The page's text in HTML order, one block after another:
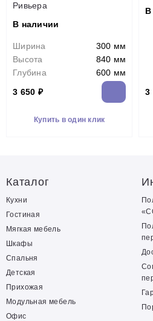
Ривьера
В наличии
Ширина
300 мм
Высота
840 мм
Глубина
600 мм
3 650 ₽
Купить в один клик
В
3
Каталог
Кухни
Гостиная
Мягкая мебель
Шкафы
Спальня
Детская
Прихожая
Модульная мебель
Офис